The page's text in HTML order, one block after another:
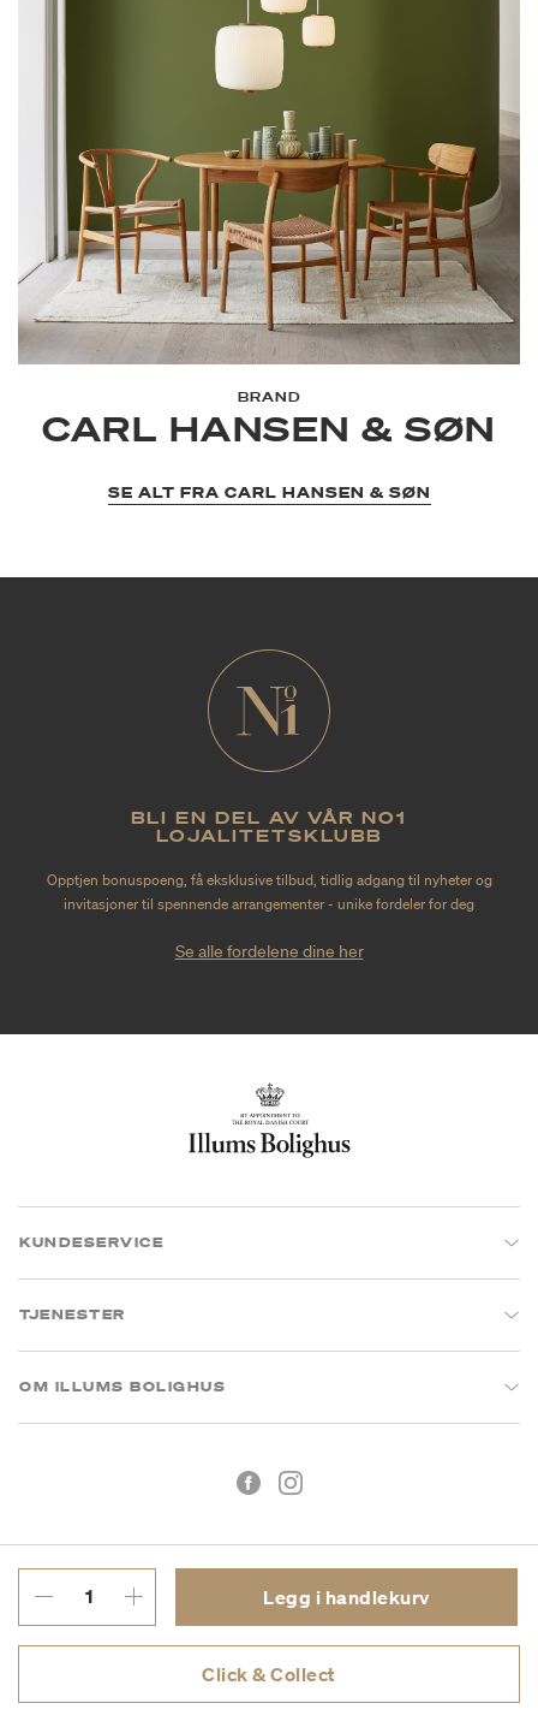
Legg i handlekurv
Click & Collect
BRAND
CARL HANSEN & SØN
SE ALT FRA CARL HANSEN & SØN
BLI EN DEL AV VÅR NO1
LOJALITETSKLUBB
Opptjen bonuspoeng, få eksklusive tilbud, tidlig adgang til nyheter og
invitasjoner til spennende arrangementer - unike fordeler for deg
Se alle fordelene dine her
KUNDESERVICE
TJENESTER
OM ILLUMS BOLIGHUS
MVA: 993 075 930